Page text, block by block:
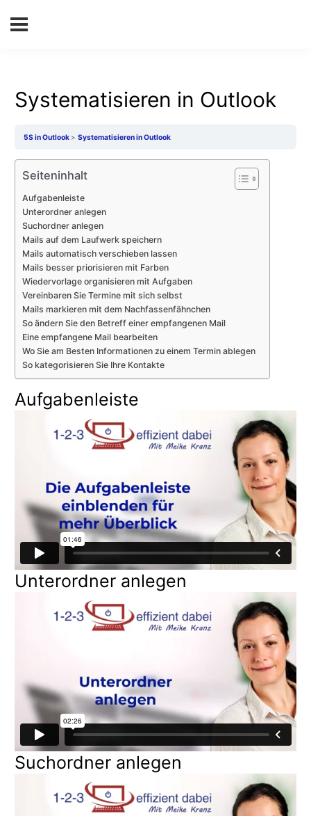
Systematisieren in Outlook
5S in Outlook Systematisieren in Outlook
Seiteninhalt
Aufgabenleiste
Unterordner anlegen
Suchordner anlegen
Mails auf dem Laufwerk speichern
Mails automatisch verschieben lassen
Mails besser priorisieren mit Farben
Wiedervorlage organisieren mit Aufgaben
Vereinbaren Sie Termine mit sich selbst
Mails markieren mit dem Nachfassenfähnchen
So ändern Sie den Betreff einer empfangenen Mail
Eine empfangene Mail bearbeiten
Wo Sie am Besten Informationen zu einem Termin ablegen
So kategorisieren Sie Ihre Kontakte
Aufgabenleiste
Unterordner anlegen
Suchordner anlegen